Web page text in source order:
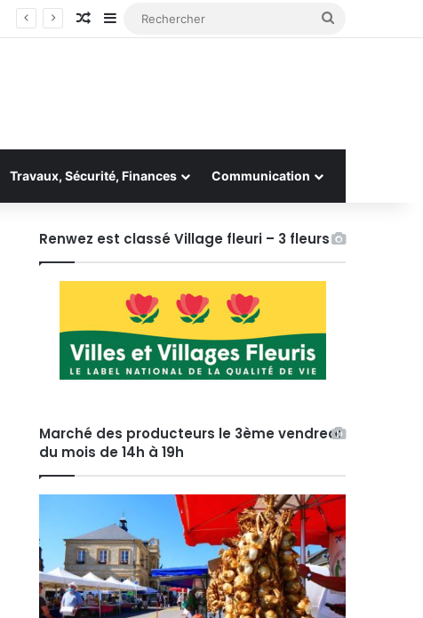
Article Aléatoire
Sidebar (barre latérale)
Travaux, Sécurité, Finances Communication
Renwez est classé Village fleuri – 3 fleurs
Marché des producteurs le 3ème vendredi
du mois de 14h à 19h